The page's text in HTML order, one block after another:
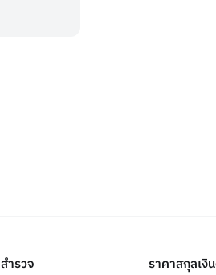
สำรวจ ราคาสกุลเงิ